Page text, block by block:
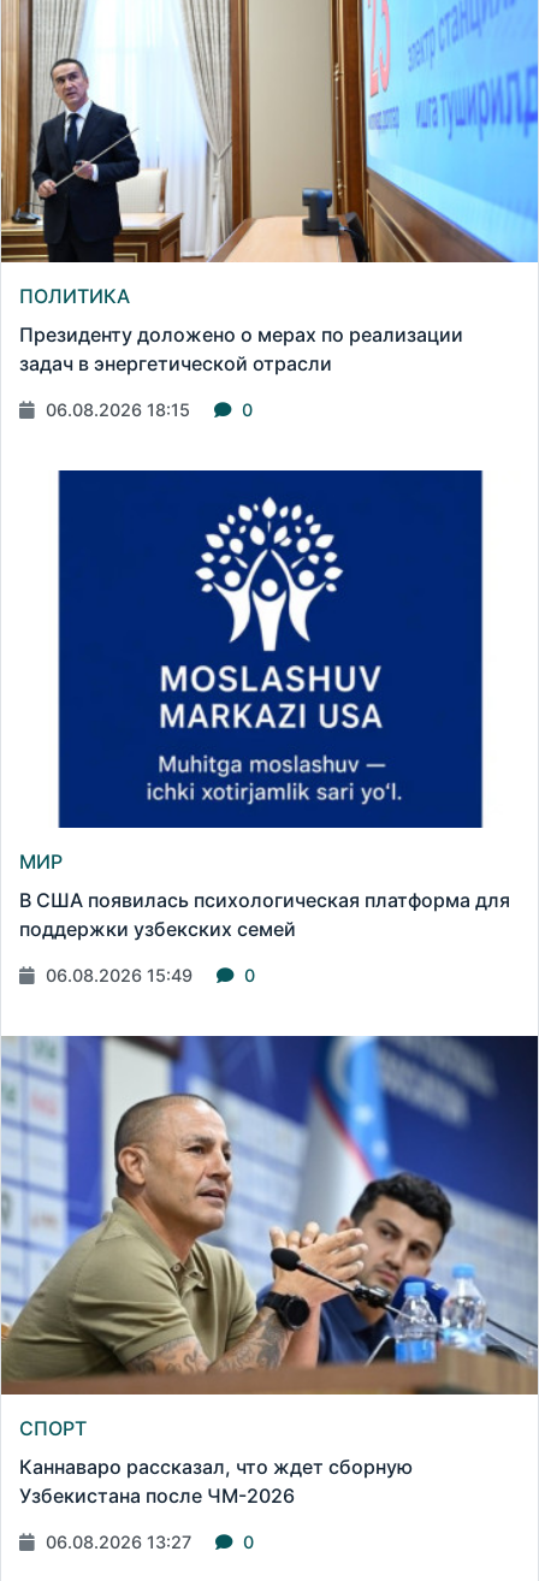
ПОЛИТИКА
Президенту доложено о мерах по реализации
задач в энергетической отрасли
06.08.2026 18:15 0
МИР
В США появилась психологическая платформа для
поддержки узбекских семей
06.08.2026 15:49 0
СПОРТ
Каннаваро рассказал, что ждет сборную
Узбекистана после ЧМ-2026
06.08.2026 13:27 0